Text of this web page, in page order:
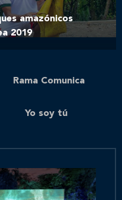
amazónicos
2019
Rama Comunica
Yo soy tú